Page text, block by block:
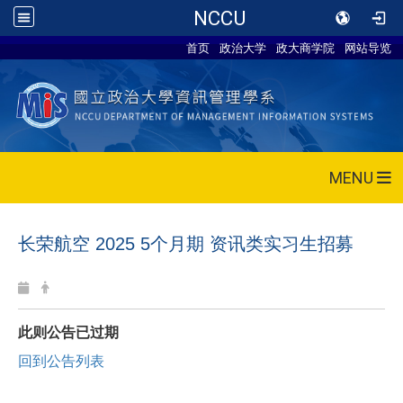
NCCU
首页 政治大学 政大商学院 网站导览
MENU
长荣航空 2025 5个月期 资讯类实习生招募
此则公告已过期
回到公告列表